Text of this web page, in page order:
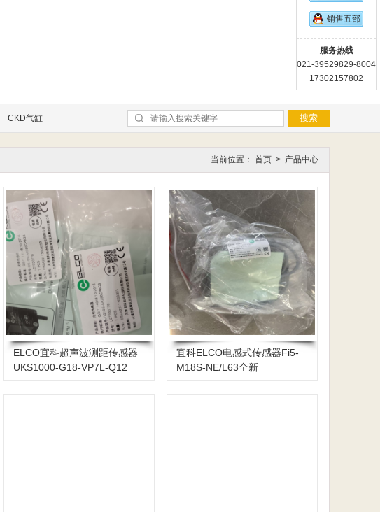
CKD气缸
当前位置： 首页 > 产品中心
ELCO宜科超声波测距传感器
UKS1000-G18-VP7L-Q12
宜科ELCO电感式传感器Fi5-
M18S-NE/L63全新
销售五部
服务热线
021-39529829-8004
17302157802